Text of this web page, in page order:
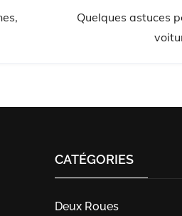
Quelques astuces
CATÉGORIES
Deux Roues